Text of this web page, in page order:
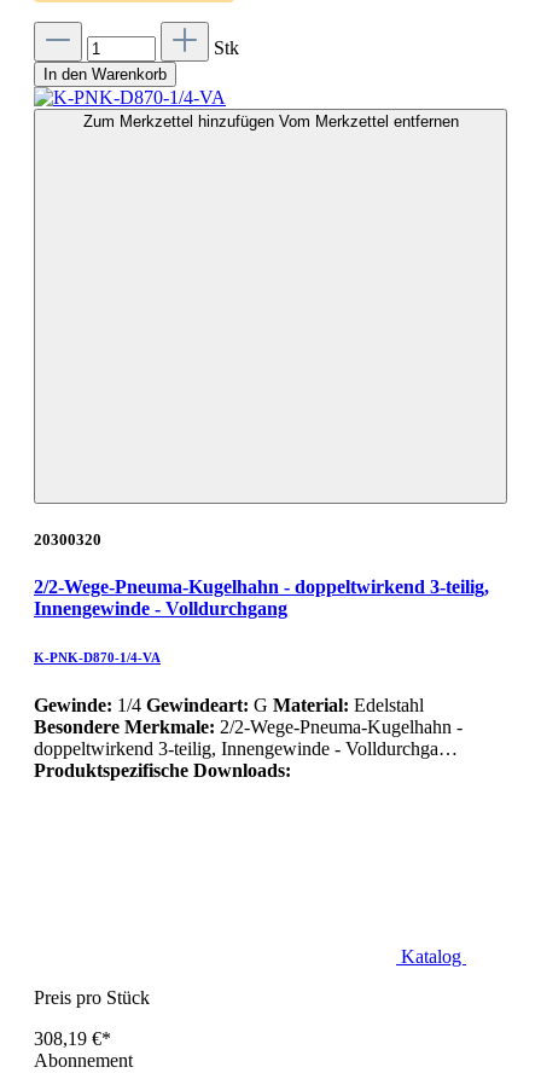
Stk
In den Warenkorb
Zum Merkzettel hinzufügen Vom Merkzettel entfernen
20300320
2/2-Wege-Pneuma-Kugelhahn - doppeltwirkend 3-teilig,
Innengewinde - Volldurchgang
K-PNK-D870-1/4-VA
Gewinde: 1/4 Gewindeart: G Material: Edelstahl
Besondere Merkmale: 2/2-Wege-Pneuma-Kugelhahn -
doppeltwirkend 3-teilig, Innengewinde - Volldurchga…
Produktspezifische Downloads:
Katalog
Preis pro Stück
308,19 €*
Abonnement